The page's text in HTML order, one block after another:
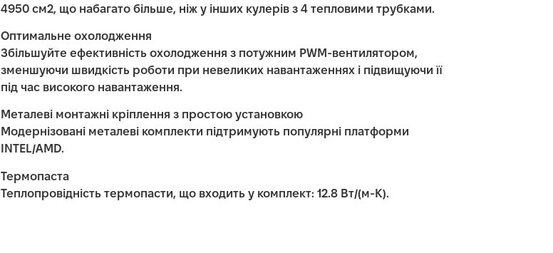
4950 см2, що набагато більше, ніж у інших кулерів з 4 тепловими трубками.
Оптимальне охолодження
Збільшуйте ефективність охолодження з потужним PWM-вентилятором,
зменшуючи швидкість роботи при невеликих навантаженнях і підвищуючи її
під час високого навантаження.
Металеві монтажні кріплення з простою установкою
Модернізовані металеві комплекти підтримують популярні платформи
INTEL/AMD.
Термопаста
Теплопровідність термопасти, що входить у комплект: 12.8 Вт/(м-К).